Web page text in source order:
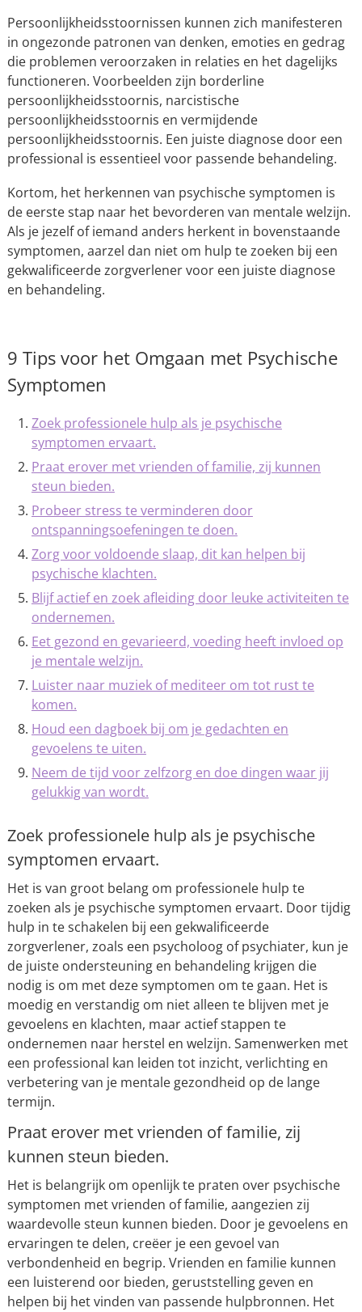
Persoonlijkheidsstoornissen kunnen zich manifesteren
in ongezonde patronen van denken, emoties en gedrag
die problemen veroorzaken in relaties en het dagelijks
functioneren. Voorbeelden zijn borderline
persoonlijkheidsstoornis, narcistische
persoonlijkheidsstoornis en vermijdende
persoonlijkheidsstoornis. Een juiste diagnose door een
professional is essentieel voor passende behandeling.
Kortom, het herkennen van psychische symptomen is
de eerste stap naar het bevorderen van mentale welzijn.
Als je jezelf of iemand anders herkent in bovenstaande
symptomen, aarzel dan niet om hulp te zoeken bij een
gekwalificeerde zorgverlener voor een juiste diagnose
en behandeling.
9 Tips voor het Omgaan met Psychische
Symptomen
Zoek professionele hulp als je psychische
symptomen ervaart.
Praat erover met vrienden of familie, zij kunnen
steun bieden.
Probeer stress te verminderen door
ontspanningsoefeningen te doen.
Zorg voor voldoende slaap, dit kan helpen bij
psychische klachten.
Blijf actief en zoek afleiding door leuke activiteiten te
ondernemen.
Eet gezond en gevarieerd, voeding heeft invloed op
je mentale welzijn.
Luister naar muziek of mediteer om tot rust te
komen.
Houd een dagboek bij om je gedachten en
gevoelens te uiten.
Neem de tijd voor zelfzorg en doe dingen waar jij
gelukkig van wordt.
Zoek professionele hulp als je psychische
symptomen ervaart.
Het is van groot belang om professionele hulp te
zoeken als je psychische symptomen ervaart. Door tijdig
hulp in te schakelen bij een gekwalificeerde
zorgverlener, zoals een psycholoog of psychiater, kun je
de juiste ondersteuning en behandeling krijgen die
nodig is om met deze symptomen om te gaan. Het is
moedig en verstandig om niet alleen te blijven met je
gevoelens en klachten, maar actief stappen te
ondernemen naar herstel en welzijn. Samenwerken met
een professional kan leiden tot inzicht, verlichting en
verbetering van je mentale gezondheid op de lange
termijn.
Praat erover met vrienden of familie, zij
kunnen steun bieden.
Het is belangrijk om openlijk te praten over psychische
symptomen met vrienden of familie, aangezien zij
waardevolle steun kunnen bieden. Door je gevoelens en
ervaringen te delen, creëer je een gevoel van
verbondenheid en begrip. Vrienden en familie kunnen
een luisterend oor bieden, geruststelling geven en
helpen bij het vinden van passende hulpbronnen. Het